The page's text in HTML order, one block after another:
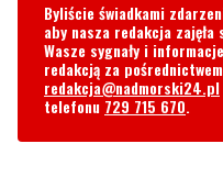
Byliście świadkami
aby nasza redakcja
Wasze sygnały i
redakcją za
redakcja@nadmorski24.pl
telefonu 729 715 670.